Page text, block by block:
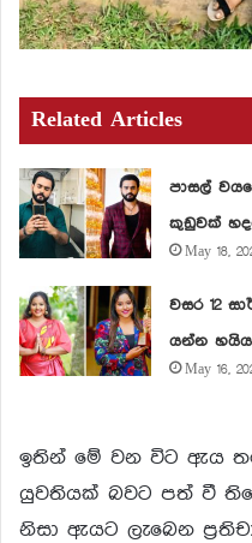
Related Articles
පාසල්
කුඩුවක්
May 18,
වසර 12
යන්න
May 16,
ඉතින් මේ වන විට ඇය
යුවතියක් බවට පත් වී
නිසා ඇයට ලැබෙන